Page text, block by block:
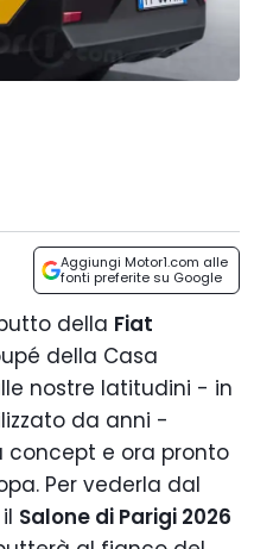
Aggiungi Motor1.com alle
fonti preferite su Google
della Fiat
della Casa
nostre latitudini - in
da anni -
e ora pronto
Per vederla dal
Salone di Parigi 2026